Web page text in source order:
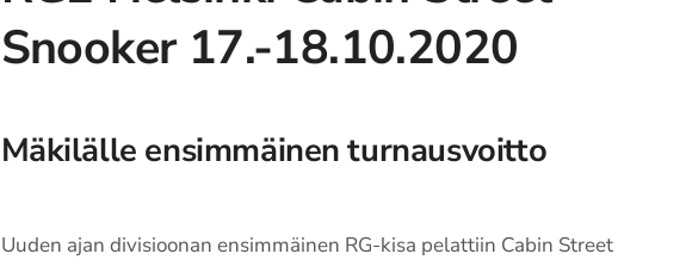
Snooker 17.-18.10.2020
Mäkilälle ensimmäinen turnausvoitto
Uuden ajan divisioonan ensimmäinen RG-kisa pelattiin Cabin Street